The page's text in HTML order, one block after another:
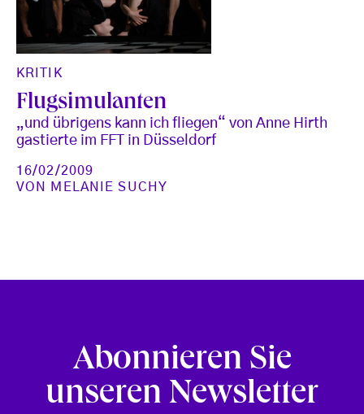
KRITIK
Flugsimulanten
„und übrigens kann ich fliegen“ von Anne Hirth
gastierte im FFT in Düsseldorf
16/02/2009
VON MELANIE SUCHY
Abonnieren Sie
unseren Newsletter